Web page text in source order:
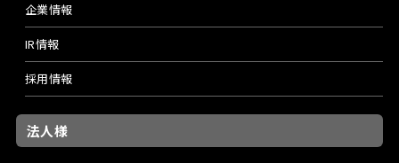
企業情報
IR情報
採用情報
法人様